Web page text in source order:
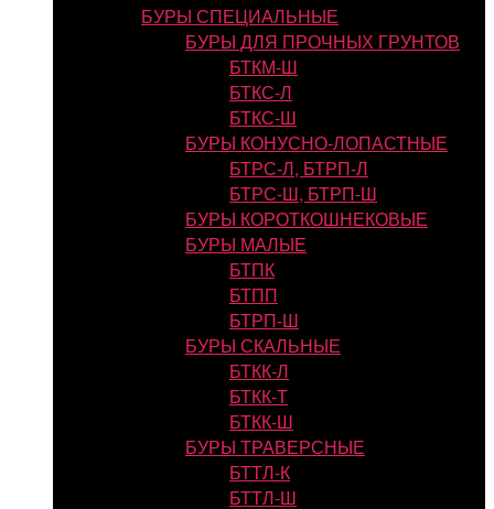
БУРЫ СПЕЦИАЛЬНЫЕ
БУРЫ ДЛЯ ПРОЧНЫХ ГРУНТОВ
БТКМ-Ш
БТКС-Л
БТКС-Ш
БУРЫ КОНУСНО-ЛОПАСТНЫЕ
БТРС-Л, БТРП-Л
БТРС-Ш, БТРП-Ш
БУРЫ КОРОТКОШНЕКОВЫЕ
БУРЫ МАЛЫЕ
БТПК
БТПП
БТРП-Ш
БУРЫ СКАЛЬНЫЕ
БТКК-Л
БТКК-Т
БТКК-Ш
БУРЫ ТРАВЕРСНЫЕ
БТТЛ-К
БТТЛ-Ш